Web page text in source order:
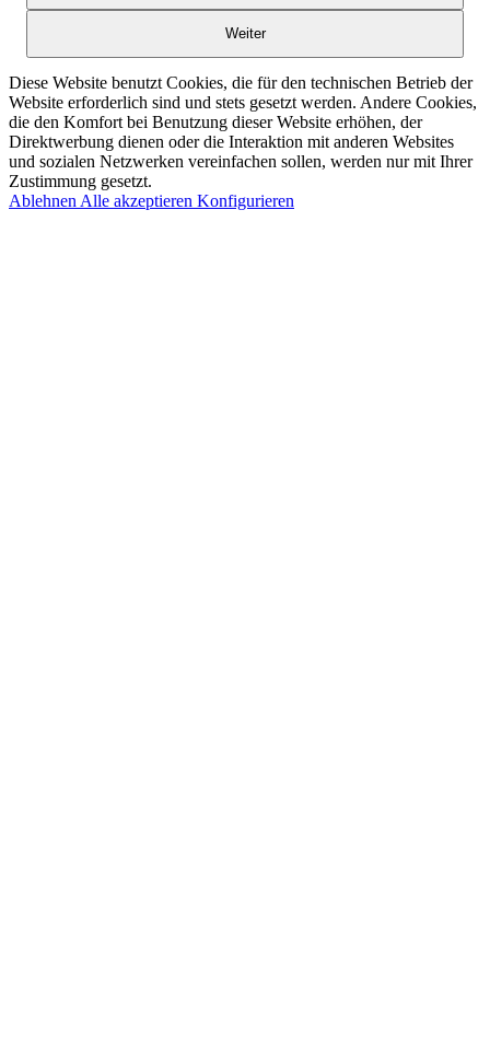
Weiter
Diese Website benutzt Cookies, die für den technischen Betrieb der
Website erforderlich sind und stets gesetzt werden. Andere Cookies,
die den Komfort bei Benutzung dieser Website erhöhen, der
Direktwerbung dienen oder die Interaktion mit anderen Websites
und sozialen Netzwerken vereinfachen sollen, werden nur mit Ihrer
Zustimmung gesetzt.
Ablehnen Alle akzeptieren Konfigurieren